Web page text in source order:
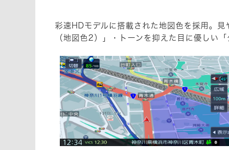
彩速HDモデルに搭載された地図色を採用。
（地図色2）」・トーンを抑えた目に優しい